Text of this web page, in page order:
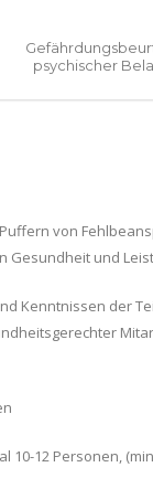
psychischer
von
Gesundheit und
Kenntnissen der
12 Personen,